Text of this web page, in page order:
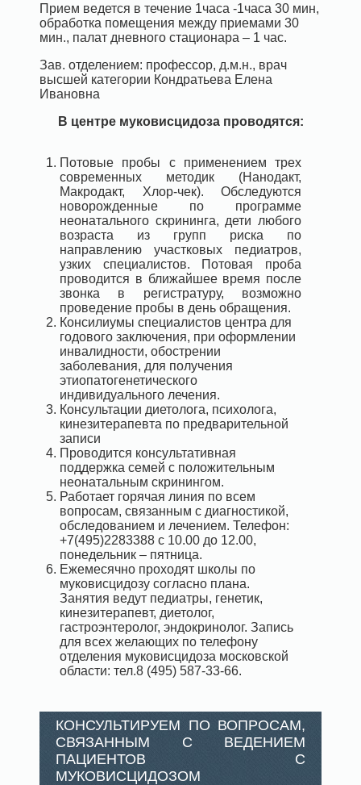
Прием ведется в течение 1часа -1часа 30 мин,
обработка помещения между приемами 30
мин., палат дневного стационара – 1 час.
Зав. отделением: профессор, д.м.н., врач
высшей категории Кондратьева Елена
Ивановна
В центре муковисцидоза проводятся:
Потовые пробы с применением трех
современных методик (Нанодакт,
Макродакт, Хлор-чек). Обследуются
новорожденные по программе
неонатального скрининга, дети любого
возраста из групп риска по
направлению участковых педиатров,
узких специалистов. Потовая проба
проводится в ближайшее время после
звонка в регистратуру, возможно
проведение пробы в день обращения.
Консилиумы специалистов центра для
годового заключения, при оформлении
инвалидности, обострении
заболевания, для получения
этиопатогенетического
индивидуального лечения.
Консультации диетолога, психолога,
кинезитерапевта по предварительной
записи
Проводится консультативная
поддержка семей с положительным
неонатальным скринингом.
Работает горячая линия по всем
вопросам, связанным с диагностикой,
обследованием и лечением. Телефон:
+7(495)2283388 с 10.00 до 12.00,
понедельник – пятница.
Ежемесячно проходят школы по
муковисцидозу согласно плана.
Занятия ведут педиатры, генетик,
кинезитерапевт, диетолог,
гастроэнтеролог, эндокринолог. Запись
для всех желающих по телефону
отделения муковисцидоза московской
области: тел.8 (495) 587-33-66.
КОНСУЛЬТИРУЕМ ПО ВОПРОСАМ,
СВЯЗАННЫМ С ВЕДЕНИЕМ
ПАЦИЕНТОВ С
МУКОВИСЦИДОЗОМ